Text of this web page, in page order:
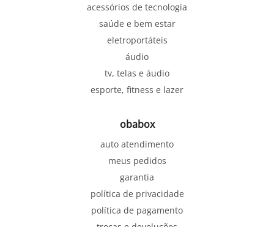
acessórios de tecnologia
saúde e bem estar
eletroportáteis
áudio
tv, telas e áudio
esporte, fitness e lazer
obabox
auto atendimento
meus pedidos
garantia
política de privacidade
política de pagamento